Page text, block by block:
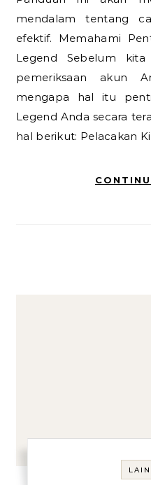
mendalam tentang
efektif. Memahami
Legend Sebelum kita
pemeriksaan akun
mengapa hal itu
Legend Anda secara
hal berikut: Pelacakan